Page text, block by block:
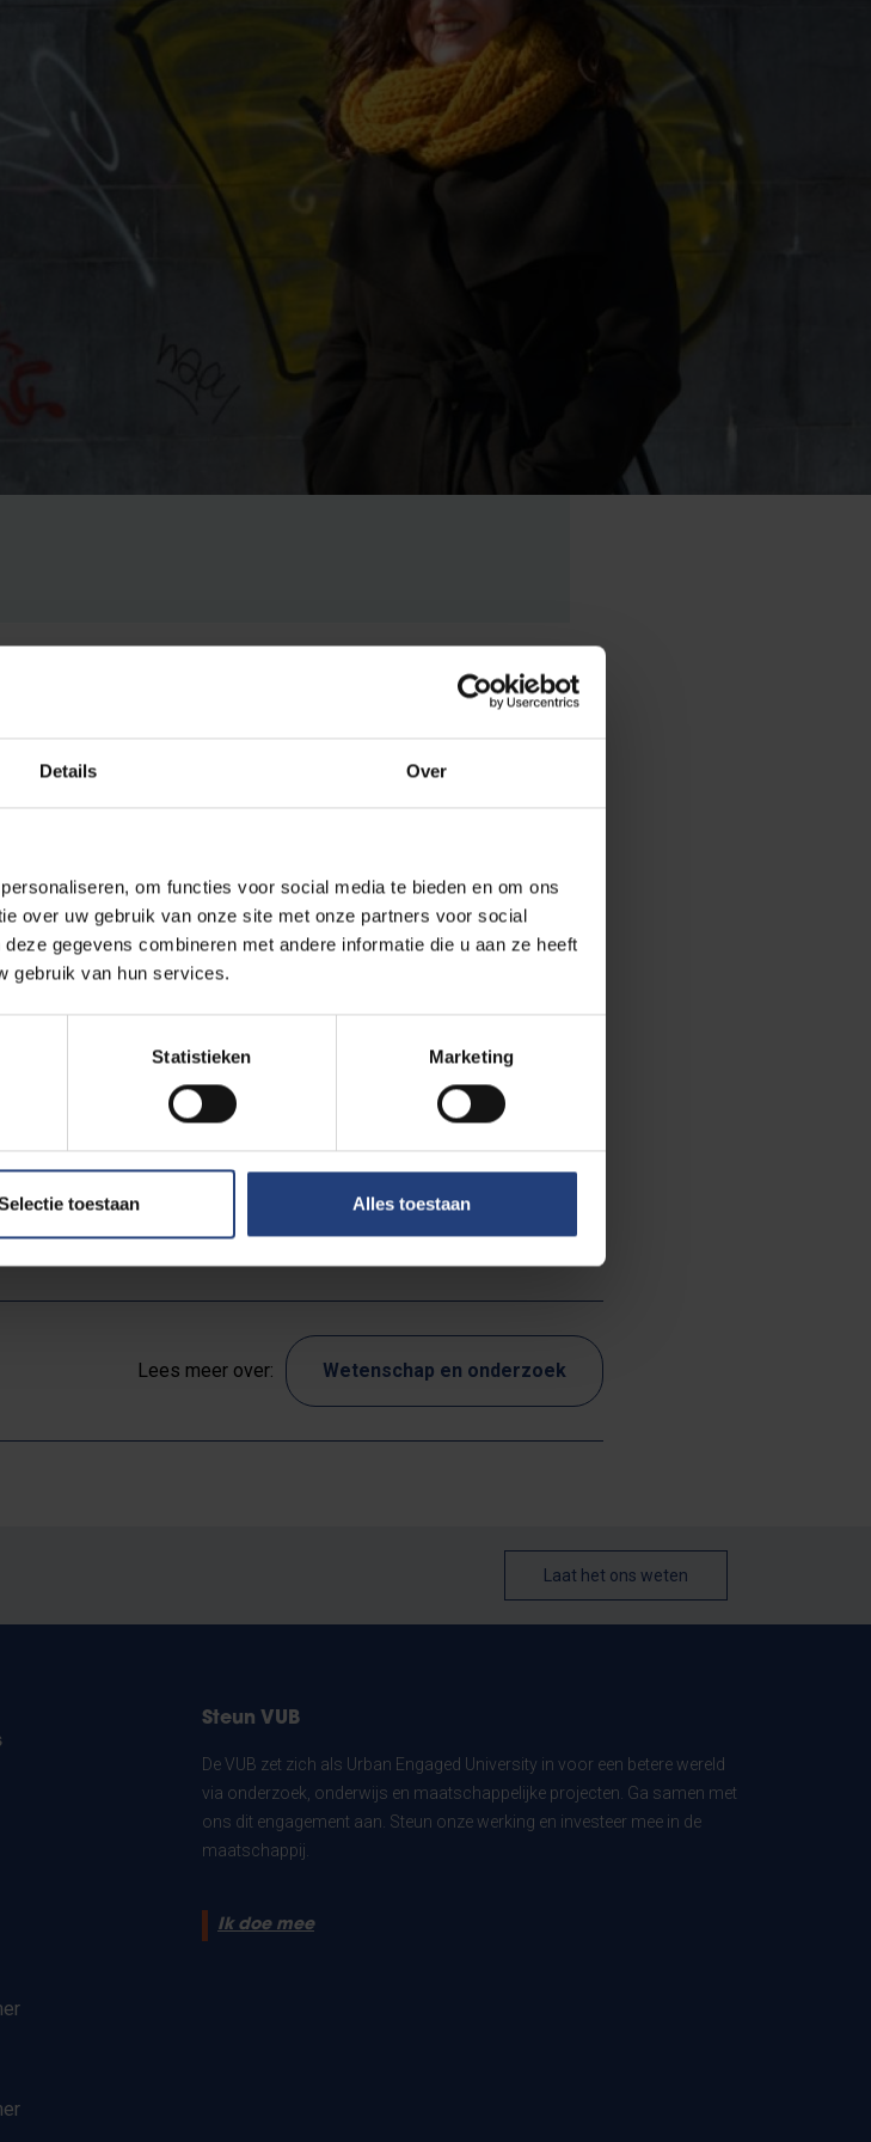
Details Over
om functies voor social media te bieden en om ons
over uw gebruik van onze site met onze partners voor social
gegevens combineren met andere informatie die u aan ze heeft
gebruik van hun services.
Statistieken Marketing
toestaan Alles toestaan
eeuwen kunnen bijdragen tot de wetenschap
een lezing op TEDxBrussel over de relatie
over onder andere fake news in het
events rond wetenschap voor gevarieerde
te brengen via de onderstaande link:
Lees meer over: Wetenschap en onderzoek
Laat het ons weten
Steun VUB
De VUB zet zich als Urban Engaged University in voor een betere wereld
via onderzoek, onderwijs en maatschappelijke projecten. Ga samen met
ons dit engagement aan. Steun onze werking en investeer mee in de
maatschappij.
Ik doe mee